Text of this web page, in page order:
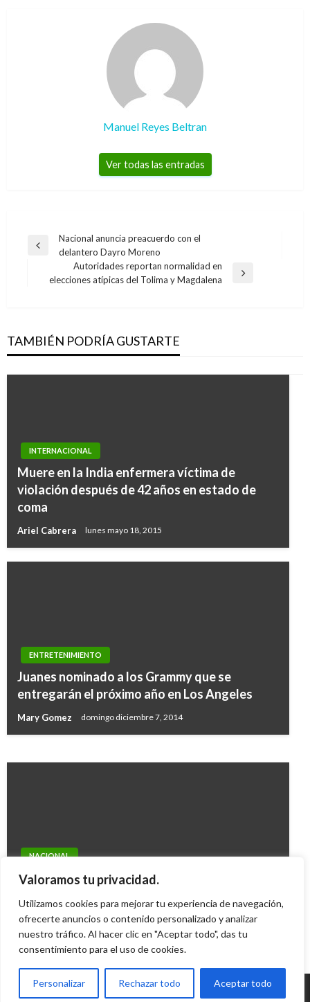
Valoramos tu privacidad.
Utilizamos cookies para mejorar tu experiencia de navegación,
ofrecerte anuncios o contenido personalizado y analizar
nuestro tráfico. Al hacer clic en "Aceptar todo", das tu
consentimiento para el uso de cookies.
Personalizar Rechazar todo Aceptar todo
Manuel Reyes Beltran
Ver todas las entradas
Navegación
entradas
Entrada
Nacional anuncia preacuerdo con el
delantero Dayro Moreno
Entrada
Autoridades reportan normalidad en
elecciones atípicas del Tolima y Magdalena
TAMBIÉN PODRÍA GUSTARTE
INTERNACIONAL
Muere en la India enfermera víctima de
violación después de 42 años en estado de
coma
Ariel Cabrera lunes mayo 18, 2015
ENTRETENIMIENTO
Juanes nominado a los Grammy que se
entregarán el próximo año en Los Angeles
Mary Gomez domingo diciembre 7, 2014
NACIONAL
Reapertura de la frontera: Al son de la pollera
colorá y con buñuelos y chocolate recibieron
NACIONAL
Víctimas piden que culpables de violencia
Iván Briceño viernes septiembre 16, 2022
© Radio Santa Fe 1070 am